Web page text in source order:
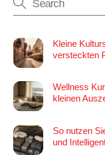
Kleine
versteckten
Wellness
kleinen
So nutzen
und